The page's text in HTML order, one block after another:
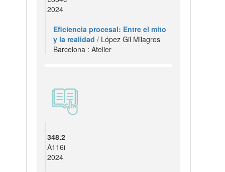
2024
Eficiencia procesal: Entre el mito
y la realidad / López Gil Milagros
Barcelona : Atelier
348.2
A116i
2024